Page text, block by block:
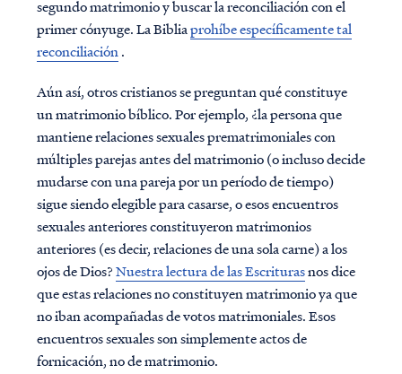
segundo matrimonio y buscar la reconciliación con el
primer cónyuge. La Bibliaprohíbe específicamente tal
reconciliación.
Aún así, otros cristianos se preguntan qué constituye
un matrimonio bíblico. Por ejemplo, ¿la persona que
mantiene relaciones sexuales prematrimoniales con
múltiples parejas antes del matrimonio (o incluso decide
mudarse con una pareja por un período de tiempo)
sigue siendo elegible para casarse, o esos encuentros
sexuales anteriores constituyeron matrimonios
anteriores (es decir, relaciones de una sola carne) a los
ojos de Dios?Nuestra lectura de las Escriturasnos dice
que estas relaciones no constituyen matrimonio ya que
no iban acompañadas de votos matrimoniales. Esos
encuentros sexuales son simplemente actos de
fornicación, no de matrimonio.